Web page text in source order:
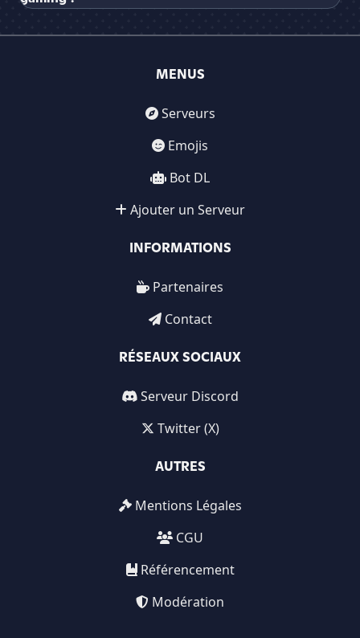
MENUS
Serveurs
Emojis
Bot DL
Ajouter un Serveur
INFORMATIONS
Partenaires
Contact
RÉSEAUX SOCIAUX
Serveur Discord
Twitter (X)
AUTRES
Mentions Légales
CGU
Référencement
Modération